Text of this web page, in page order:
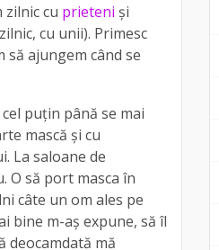
zilnic cu prieteni și
cu unii). Primesc
ajungem când se
cel puțin până se mai
mască și cu
La saloane de
O să port masca în
câte un om ales pe
bine m-aș expune, să îl
deocamdată mă